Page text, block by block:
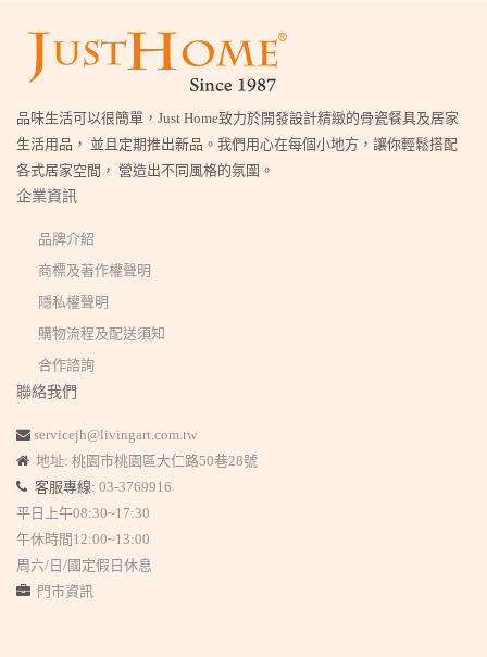
品味生活可以很簡單，Just Home致力於開發設計精緻的骨瓷餐具及居家
生活用品， 並且定期推出新品。我們用心在每個小地方，讓你輕鬆搭配
各式居家空間， 營造出不同風格的氛圍。
企業資訊
品牌介紹
商標及著作權聲明
隱私權聲明
購物流程及配送須知
合作諮詢
聯絡我們
servicejh@livingart.com.tw
地址: 桃園市桃園區大仁路50巷28號
客服專線: 03-3769916
平日上午08:30~17:30
午休時間12:00~13:00
周六/日/國定假日休息
門市資訊